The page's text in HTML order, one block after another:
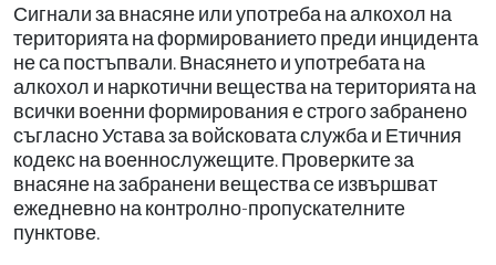
Сигнали за внасяне или употреба на алкохол на
територията на формированието преди инцидента
не са постъпвали. Внасянето и употребата на
алкохол и наркотични вещества на територията на
всички военни формирования е строго забранено
съгласно Устава за войсковата служба и Етичния
кодекс на военнослужещите. Проверките за
внасяне на забранени вещества се извършват
ежедневно на контролно-пропускателните
пунктове.